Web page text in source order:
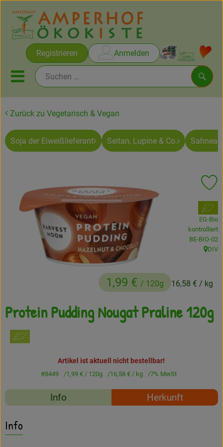
Registrieren Anmelden
Mobiles Menu öffnen oder
Rezepte
Ökokisten
Obst & Gemüse
Frisches
Angebote
Getränke
Veranstaltungen
Kundenbrief
Zurück zu Vegetarisch & Vegan
Soja der Eiweißlieferant Seitan, Lupine & Co.
Protein Pudding Nougat Praline 120g
1,99 € / 120g 16,58 € / kg
, Verband:
EG-Bio
kontrolliert
,BE-BIO-02
,
DIV
Artikel ist aktuell nicht bestellbar!
#8449 1,99 € / 120g 16,58 € / kg 7% MwSt
Rezepte
Info Herkunft
Info